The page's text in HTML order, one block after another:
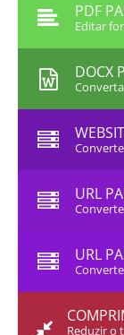
PDF
Editar
DOCX
URL
URL
Reduzir o